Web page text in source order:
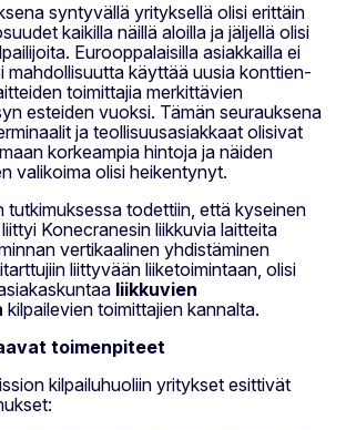
syntyvällä yrityksellä olisi erittäin
kaikilla näillä aloilla ja jäljellä olisi
Eurooppalaisilla asiakkailla ei
mahdollisuutta käyttää uusia konttien-
toimittajia merkittävien
esteiden vuoksi. Tämän seurauksena
ja teollisuusasiakkaat olisivat
korkeampia hintoja ja näiden
valikoima olisi heikentynyt.
tutkimuksessa todettiin, että kyseinen
Konecranesin liikkuvia laitteita
vertikaalinen yhdistäminen
liittyvään liiketoimintaan, olisi
liikkuvien
kilpailevien toimittajien kannalta.
toimenpiteet
kilpailuhuoliin yritykset esittivät